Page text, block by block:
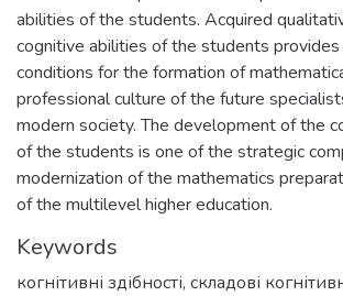
abilities of the students. Acquired
cognitive abilities of the students
conditions for the formation of
professional culture of the future
modern society. The development of the
of the students is one of the strategic
modernization of the mathematics
of the multilevel higher education.
Keywords
когнітивні здібності, складові